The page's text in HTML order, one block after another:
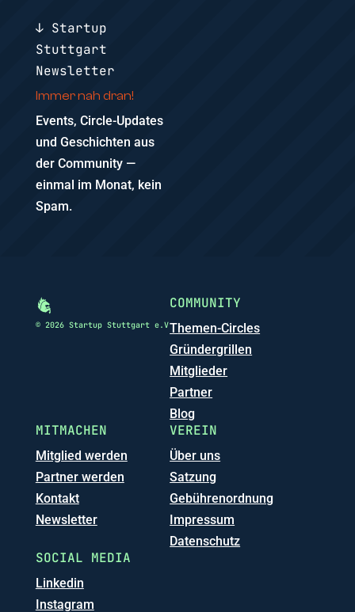
↓ Startup
Stuttgart
Newsletter
Immer nah dran!
Events, Circle-Updates
und Geschichten aus
der Community —
einmal im Monat, kein
Spam.
© 2026 Startup Stuttgart e.V
COMMUNITY
Themen-Circles
Gründergrillen
Mitglieder
Partner
Blog
MITMACHEN
Mitglied werden
Partner werden
Kontakt
Newsletter
VEREIN
Über uns
Satzung
Gebührenordnung
Impressum
Datenschutz
SOCIAL MEDIA
Linkedin
Instagram